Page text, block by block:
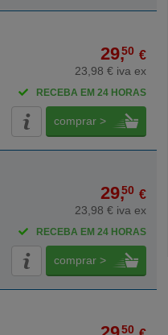
29,50 €
23,98 € iva ex
RECEBA EM 24 HORAS
comprar >
29,50 €
23,98 € iva ex
RECEBA EM 24 HORAS
comprar >
50